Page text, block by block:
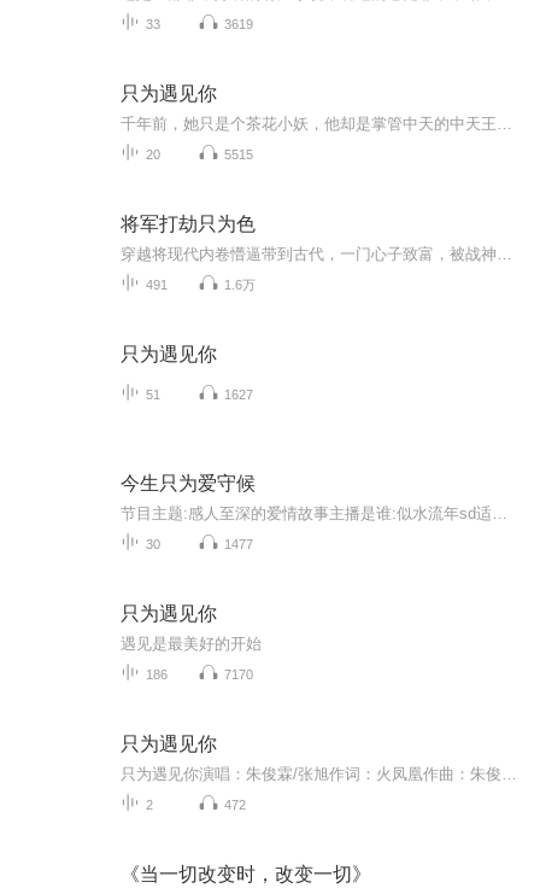
33 3619
只为遇见你
20 5515
将军打劫只为色
491 1.6万
只为遇见你
51 1627
今生只为爱守候
30 1477
只为遇见你
遇见是最美好的开始
186 7170
只为遇见你
2 472
《当一切改变时，改变一切》